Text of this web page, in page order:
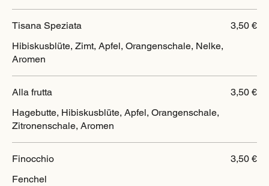
Tisana Speziata
Hibiskusblüte, Zimt, Apfel, Orangenschale, Nelke,
Aromen
3,50 €
Alla frutta
Hagebutte, Hibiskusblüte, Apfel, Orangenschale,
Zitronenschale, Aromen
3,50 €
Finocchio
Fenchel
3,50 €